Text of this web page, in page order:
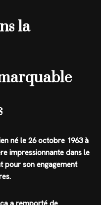
la
né le 26 octobre 1963 à
impressionnante dans le
pour son engagement